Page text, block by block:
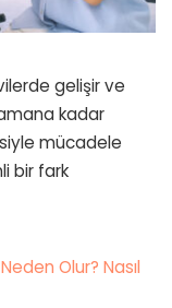
gelişir ve
kadar
mücadele
bir fark
Olur? Nasıl